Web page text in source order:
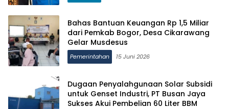
Bahas Bantuan Keuangan Rp 1,5 Miliar
dari Pemkab Bogor, Desa Cikarawang
Gelar Musdesus
Pemerintahan 15 Juni 2026
Dugaan Penyalahgunaan Solar Subsidi
untuk Genset Industri, PT Busan Jaya
Sukses Akui Pembelian 60 Liter BBM